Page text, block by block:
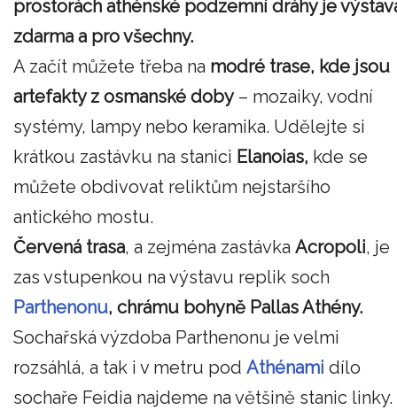
prostorách athénské podzemní dráhy je
zdarma a pro všechny.
A začít můžete třeba na modré trase, kde jsou
artefakty z osmanské doby– mozaiky, vodní
systémy, lampy nebo keramika. Udělejte si
krátkou zastávku na stanici Elanoias, kde se
můžete obdivovat reliktům nejstaršího
antického mostu.
Červená trasa, a zejména zastávka Acropoli, je
zas vstupenkou na výstavu replik soch
Parthenonu, chrámu bohyně Pallas Athény.
Sochařská výzdoba Parthenonu je velmi
rozsáhlá, a tak i v metru pod Athénami dílo
sochaře Feidia najdeme na většině stanic linky.